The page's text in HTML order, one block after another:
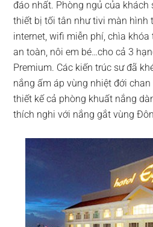
đáo nhất. Phòng ngủ của khách
thiết bị tối tân như tivi màn hình
internet, wifi miễn phí, chìa
an toàn, nôi em bé…cho cả 3
Premium. Các kiến trúc sư đã
nắng ấm áp vùng nhiệt đới
thiết kế cả phòng khuất nắng
thích nghi với nắng gắt vùng